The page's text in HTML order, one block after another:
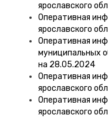
ярославского
Оперативная
ярославского
Оперативная
муниципальных
на 28.05.2024
Оперативная
ярославского
Оперативная
ярославского